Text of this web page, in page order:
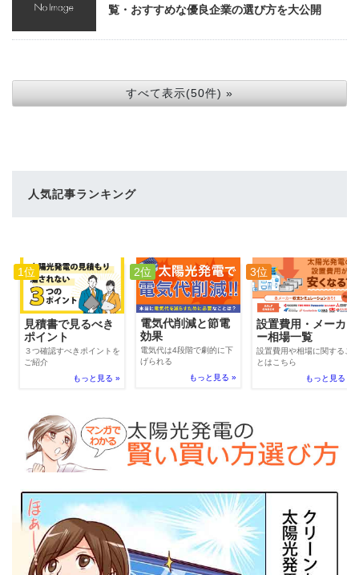
覧・おすすめな優良企業の選び方を大公開
すべて表示(50件) »
人気記事ランキング
1位
見積書で見るべき
ポイント
３つ確認すべきポイントを
ご紹介
もっと見る »
2位
電気代削減と節電
効果
電気代は4段階で劇的に下
げられる
もっと見る »
3位
設置費用・メーカ
ー相場一覧
設置費用や相場に関するこ
とはこちら
もっと見る »